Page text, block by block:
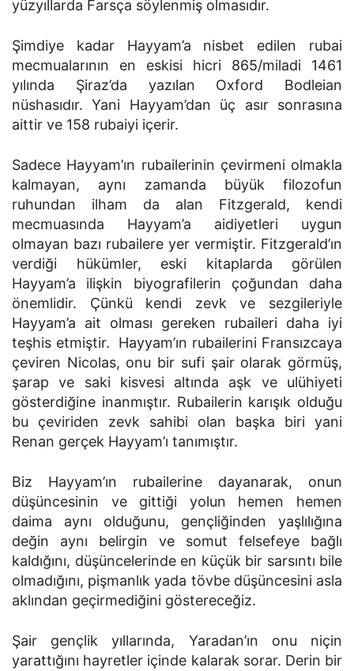
yüzyıllarda Farsça söylenmiş olmasıdır.
Şimdiye kadar Hayyam’a nisbet edilen rubai
mecmualarının en eskisi hicri 865/miladi 1461
yılında Şiraz’da yazılan Oxford Bodleian
nüshasıdır. Yani Hayyam’dan üç asır sonrasına
aittir ve 158 rubaiyi içerir.
Sadece Hayyam’ın rubailerinin çevirmeni olmakla
kalmayan, aynı zamanda büyük filozofun
ruhundan ilham da alan Fitzgerald, kendi
mecmuasında Hayyam’a aidiyetleri uygun
olmayan bazı rubailere yer vermiştir. Fitzgerald’ın
verdiği hükümler, eski kitaplarda görülen
Hayyam’a ilişkin biyografilerin çoğundan daha
önemlidir. Çünkü kendi zevk ve sezgileriyle
Hayyam’a ait olması gereken rubaileri daha iyi
teşhis etmiştir. Hayyam’ın rubailerini Fransızcaya
çeviren Nicolas, onu bir sufi şair olarak görmüş,
şarap ve saki kisvesi altında aşk ve ulühiyeti
gösterdiğine inanmıştır. Rubailerin karışık olduğu
bu çeviriden zevk sahibi olan başka biri yani
Renan gerçek Hayyam’ı tanımıştır.
Biz Hayyam’ın rubailerine dayanarak, onun
düşüncesinin ve gittiği yolun hemen hemen
daima aynı olduğunu, gençliğinden yaşlılığına
değin aynı belirgin ve somut felsefeye bağlı
kaldığını, düşüncelerinde en küçük bir sarsıntı bile
olmadığını, pişmanlık yada tövbe düşüncesini asla
aklından geçirmediğini göstereceğiz.
Şair gençlik yıllarında, Yaradan’ın onu niçin
yarattığını hayretler içinde kalarak sorar. Derin bir